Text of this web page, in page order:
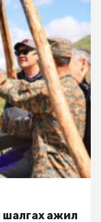
шалгах ажил